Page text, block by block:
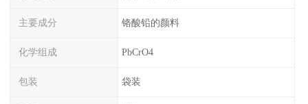
主要成分 铬酸铅的颜料
化学组成 PbCrO4
包装 袋装